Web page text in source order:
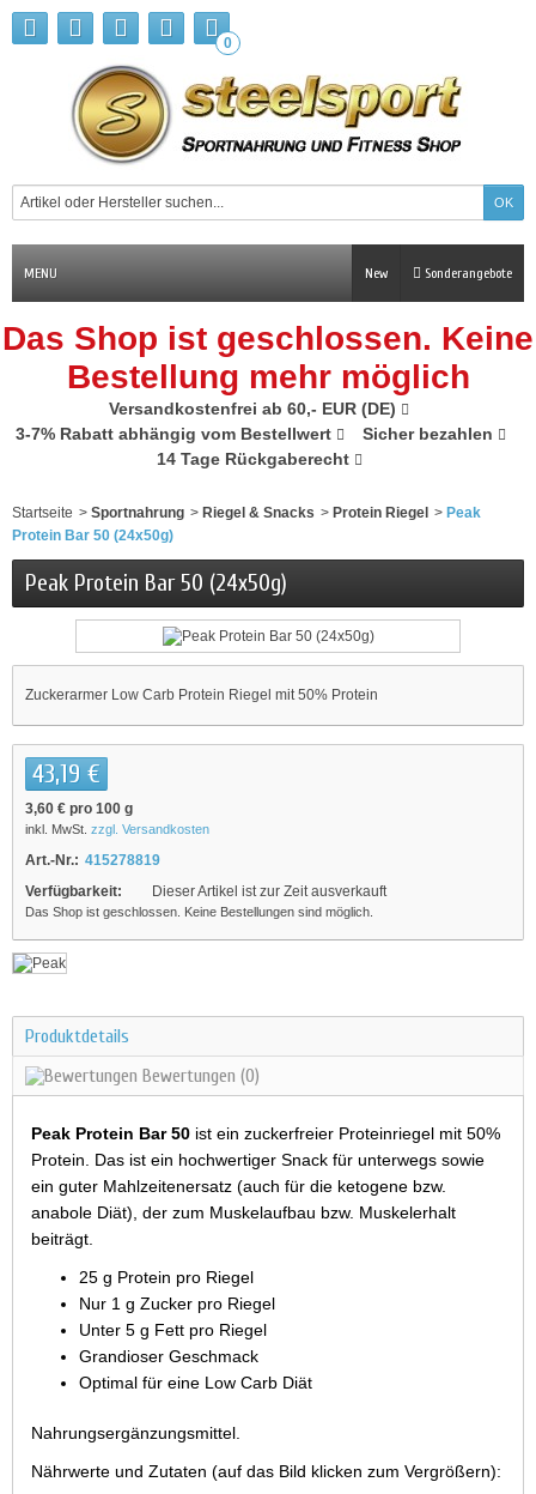
0
MENU Sonderangebote
New
Das Shop ist geschlossen. Keine
Bestellung mehr möglich
Versandkostenfrei ab 60,- EUR (DE)
3-7% Rabatt abhängig vom Bestellwert
Sicher bezahlen
14 Tage Rückgaberecht
Startseite > Sportnahrung > Riegel & Snacks > Protein Riegel > Peak
Protein Bar 50 (24x50g)
Peak Protein Bar 50 (24x50g)
Zuckerarmer Low Carb Protein Riegel mit 50% Protein
43,19 €
3,60 € pro 100 g
inkl. MwSt. zzgl. Versandkosten
Art.-Nr.: 415278819
Verfügbarkeit:
Dieser Artikel ist zur Zeit ausverkauft
Das Shop ist geschlossen. Keine Bestellungen sind möglich.
Produktdetails
Bewertungen (0)
Peak Protein Bar 50 ist ein zuckerfreier Proteinriegel mit 50%
Protein. Das ist ein hochwertiger Snack für unterwegs sowie
ein guter Mahlzeitenersatz (auch für die ketogene bzw.
anabole Diät), der zum Muskelaufbau bzw. Muskelerhalt
beiträgt.
25 g Protein pro Riegel
Nur 1 g Zucker pro Riegel
Unter 5 g Fett pro Riegel
Grandioser Geschmack
Optimal für eine Low Carb Diät
Nahrungsergänzungsmittel.
Nährwerte und Zutaten (auf das Bild klicken zum Vergrößern):